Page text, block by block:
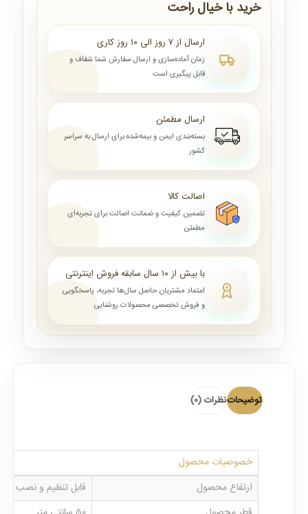
خرید با خیال راحت
ارسال از ۷ روز الی ۱۰ روز کاری
زمان آماده‌سازی و ارسال سفارش شما شفاف و
قابل پیگیری است
ارسال مطمئن
بسته‌بندی ایمن و بیمه‌شده برای ارسال به سراسر
کشور
اصالت کالا
تضمین کیفیت و ضمانت اصالت برای تجربه‌ای
مطمئن
با بیش از ۱۰ سال سابقه فروش اینترنتی
اعتماد مشتریان حاصل سال‌ها تجربه، پاسخگویی
و فروش تخصصی محصولات روشنایی
توضیحاتنظرات (0)
خصوصیات محصول
ارتفاع محصول
قابل تنظیم و نصب از ارتفاع 50 الی